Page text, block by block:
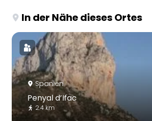
In der Nähe dieses Ortes
Spanien
Penyal d’Ifac
2.4 km